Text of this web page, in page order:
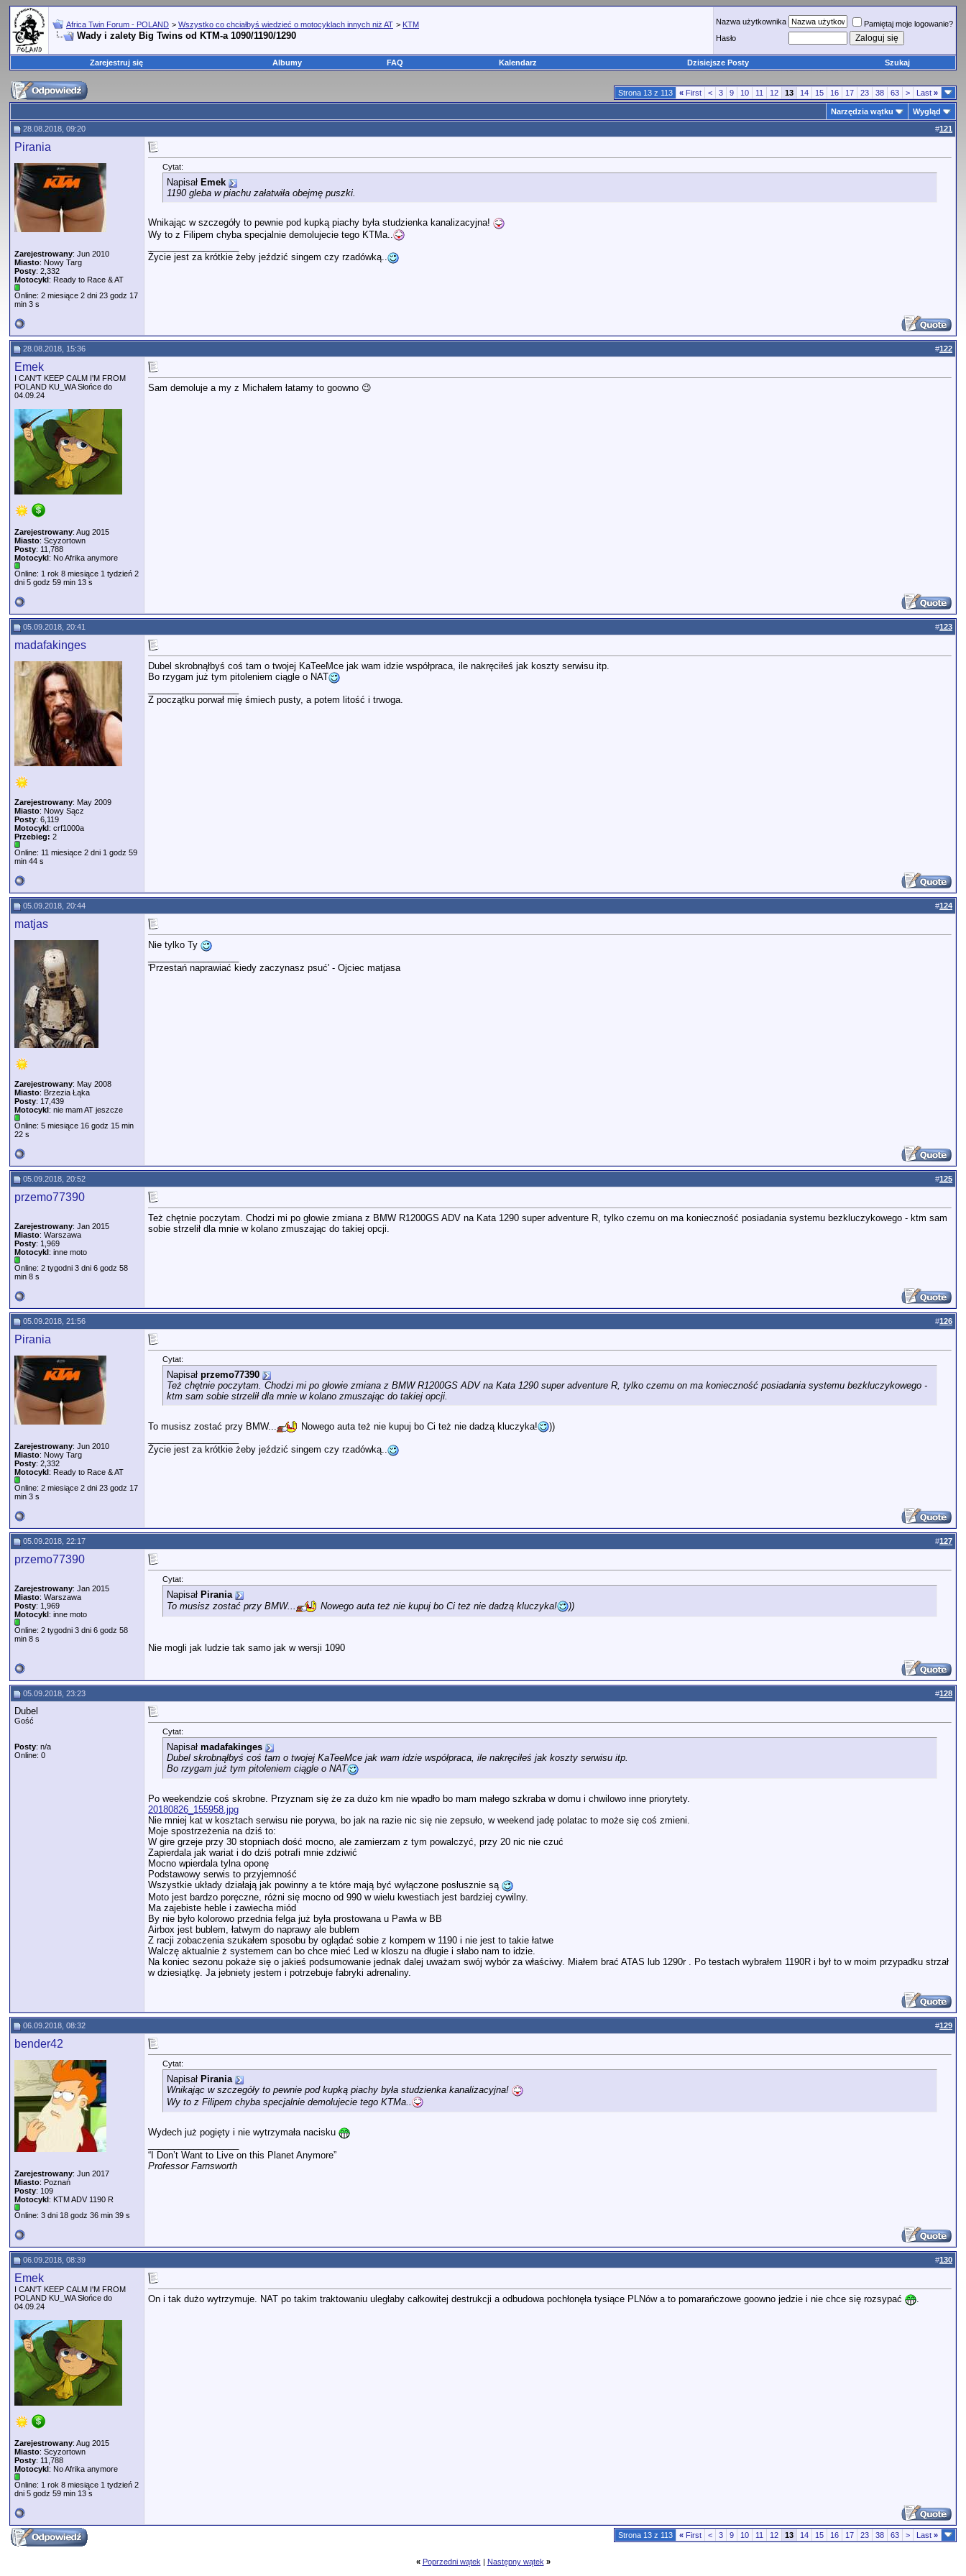
Africa Twin Forum - POLAND > Wszystko co chciałbyś wiedzieć o motocyklach innych niż AT > KTM
Wady i zalety Big Twins od KTM-a 1090/1190/1290
Nazwa użytkownika
Pamiętaj moje logowanie?
Hasło
Zarejestruj się Albumy FAQ Kalendarz Dzisiejsze Posty Szukaj
Strona 13 z 113 « First < 3 9 10 11 12 13 14 15 16 17 23 38 63 > Last »
Narzędzia wątku
Wygląd
28.08.2018, 09:20
#121
Pirania
Zarejestrowany: Jun 2010
Miasto: Nowy Targ
Posty: 2,332
Motocykl: Ready to Race & AT
Online: 2 miesiące 2 dni 23 godz 17
min 3 s
Cytat:
Napisał Emek
1190 gleba w piachu załatwiła obejmę puszki.
Wnikając w szczegóły to pewnie pod kupką piachy była studzienka kanalizacyjna!
Wy to z Filipem chyba specjalnie demolujecie tego KTMa..
Życie jest za krótkie żeby jeździć singem czy rzadówką..
28.08.2018, 15:36 #122
Emek
I CAN'T KEEP CALM I'M FROM
POLAND KU_WA Słońce do
04.09.24
Zarejestrowany: Aug 2015
Miasto: Scyzortown
Posty: 11,788
Motocykl: No Afrika anymore
Online: 1 rok 8 miesiące 1 tydzień 2
dni 5 godz 59 min 13 s
Sam demoluje a my z Michałem łatamy to goowno 😉
05.09.2018, 20:41 #123
madafakinges
Zarejestrowany: May 2009
Miasto: Nowy Sącz
Posty: 6,119
Motocykl: crf1000a
Przebieg: 2
Online: 11 miesiące 2 dni 1 godz 59
min 44 s
Dubel skrobnąłbyś coś tam o twojej KaTeeMce jak wam idzie współpraca, ile nakręciłeś jak koszty serwisu itp.
Bo rzygam już tym pitoleniem ciągle o NAT
Z początku porwał mię śmiech pusty, a potem litość i trwoga.
05.09.2018, 20:44 #124
matjas
Zarejestrowany: May 2008
Miasto: Brzezia Łąka
Posty: 17,439
Motocykl: nie mam AT jeszcze
Online: 5 miesiące 16 godz 15 min
22 s
Nie tylko Ty
'Przestań naprawiać kiedy zaczynasz psuć' - Ojciec matjasa
05.09.2018, 20:52 #125
przemo77390
Zarejestrowany: Jan 2015
Miasto: Warszawa
Posty: 1,969
Motocykl: inne moto
Online: 2 tygodni 3 dni 6 godz 58
min 8 s
Też chętnie poczytam. Chodzi mi po głowie zmiana z BMW R1200GS ADV na Kata 1290 super adventure R, tylko czemu on ma konieczność posiadania systemu bezkluczykowego - ktm sam
sobie strzelił dla mnie w kolano zmuszając do takiej opcji.
05.09.2018, 21:56 #126
Pirania
Zarejestrowany: Jun 2010
Miasto: Nowy Targ
Posty: 2,332
Motocykl: Ready to Race & AT
Online: 2 miesiące 2 dni 23 godz 17
min 3 s
Cytat:
Napisał przemo77390
Też chętnie poczytam. Chodzi mi po głowie zmiana z BMW R1200GS ADV na Kata 1290 super adventure R, tylko czemu on ma konieczność posiadania systemu bezkluczykowego -
ktm sam sobie strzelił dla mnie w kolano zmuszając do takiej opcji.
To musisz zostać przy BMW... Nowego auta też nie kupuj bo Ci też nie dadzą kluczyka!
))
Życie jest za krótkie żeby jeździć singem czy rzadówką..
05.09.2018, 22:17 #127
przemo77390
Zarejestrowany: Jan 2015
Miasto: Warszawa
Posty: 1,969
Motocykl: inne moto
Online: 2 tygodni 3 dni 6 godz 58
min 8 s
Cytat:
Napisał Pirania
To musisz zostać przy BMW...
Nowego auta też nie kupuj bo Ci też nie dadzą kluczyka! ))
Nie mogli jak ludzie tak samo jak w wersji 1090
05.09.2018, 23:23 #128
Dubel
Gość
Posty: n/a
Online: 0
Cytat:
Napisał madafakinges
Dubel skrobnąłbyś coś tam o twojej KaTeeMce jak wam idzie współpraca, ile nakręciłeś jak koszty serwisu itp.
Bo rzygam już tym pitoleniem ciągle o NAT
Po weekendzie coś skrobne. Przyznam się że za dużo km nie wpadło bo mam małego szkraba w domu i chwilowo inne priorytety.
20180826_155958.jpg
Nie mniej kat w kosztach serwisu nie porywa, bo jak na razie nic się nie zepsuło, w weekend jadę polatac to może się coś zmieni.
Moje spostrzeżenia na dziś to:
W gire grzeje przy 30 stopniach dość mocno, ale zamierzam z tym powalczyć, przy 20 nic nie czuć
Zapierdala jak wariat i do dziś potrafi mnie zdziwić
Mocno wpierdala tylna oponę
Podstawowy serwis to przyjemność
Wszystkie układy działają jak powinny a te które mają być wyłączone posłusznie są
Moto jest bardzo poręczne, różni się mocno od 990 w wielu kwestiach jest bardziej cywilny.
Ma zajebiste heble i zawiecha miód
By nie było kolorowo przednia felga już była prostowana u Pawła w BB
Airbox jest bublem, łatwym do naprawy ale bublem
Z racji zobaczenia szukałem sposobu by oglądać sobie z kompem w 1190 i nie jest to takie łatwe
Walczę aktualnie ż systemem can bo chce mieć Led w kloszu na długie i słabo nam to idzie.
Na koniec sezonu pokaże się o jakieś podsumowanie jednak dalej uważam swój wybór za właściwy. Miałem brać ATAS lub 1290r . Po testach wybrałem 1190R i był to w moim przypadku strzał
w dziesiątkę. Ja jebniety jestem i potrzebuje fabryki adrenaliny.
06.09.2018, 08:32 #129
bender42
Zarejestrowany: Jun 2017
Miasto: Poznań
Posty: 109
Motocykl: KTM ADV 1190 R
Online: 3 dni 18 godz 36 min 39 s
Cytat:
Napisał Pirania
Wnikając w szczegóły to pewnie pod kupką piachy była studzienka kanalizacyjna!
Wy to z Filipem chyba specjalnie demolujecie tego KTMa..
Wydech już pogięty i nie wytrzymała nacisku
“I Don’t Want to Live on this Planet Anymore”
Professor Farnsworth
06.09.2018, 08:39 #130
Emek
I CAN'T KEEP CALM I'M FROM
POLAND KU_WA Słońce do
04.09.24
Zarejestrowany: Aug 2015
Miasto: Scyzortown
Posty: 11,788
Motocykl: No Afrika anymore
Online: 1 rok 8 miesiące 1 tydzień 2
dni 5 godz 59 min 13 s
On i tak dużo wytrzymuje. NAT po takim traktowaniu uległaby całkowitej destrukcji a odbudowa pochłonęła tysiące PLNów a to pomarańczowe goowno jedzie i nie chce się rozsypać .
Strona 13 z 113 « First < 3 9 10 11 12 13 14 15 16 17 23 38 63 > Last »
« Poprzedni wątek | Następny wątek »